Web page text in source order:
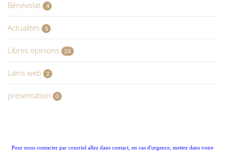
Bénévolat 4
Actualités 9
Libres opinions 26
Liens web 2
presentation 0
Pour nous contacter par courriel allez dans contact, en cas d'urgence, mettez dans votre